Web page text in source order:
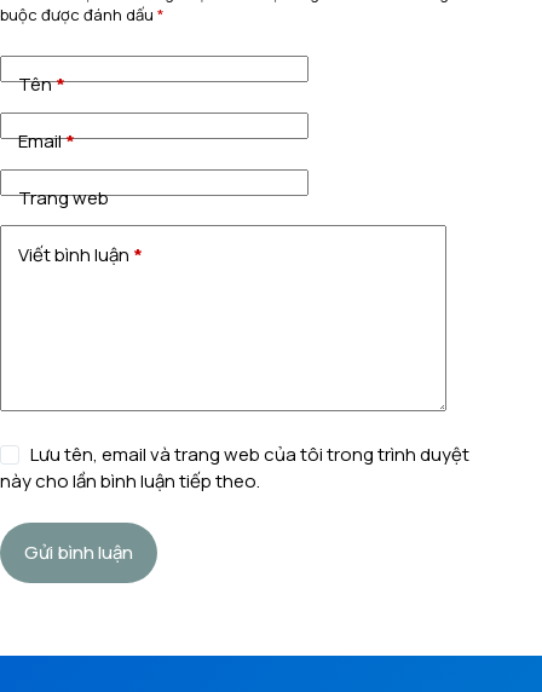
buộc được đánh dấu *
Tên*
Email*
Trang web
Viết bình luận *
Lưu tên, email và trang web của tôi trong trình duyệt
này cho lần bình luận tiếp theo.
Gửi bình luận